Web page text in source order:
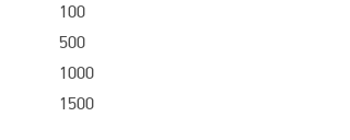
100
500
1000
1500